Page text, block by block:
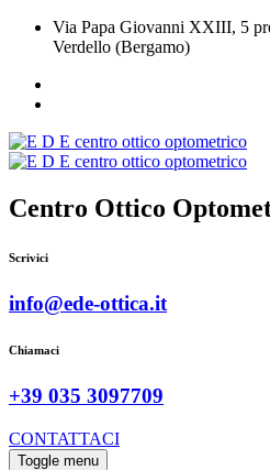
Via Papa Giovanni XXIII, 5
Verdello (Bergamo)
Centro Ottico
Scrivici
info@ede-ottica.it
Chiamaci
+39 035 3097709
CONTATTACI
Toggle menu